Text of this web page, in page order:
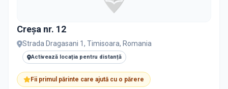
Creșa nr. 12
Strada Dragasani 1, Timisoara, Romania
Activează locația pentru distanță
Fii primul părinte care ajută cu o părere